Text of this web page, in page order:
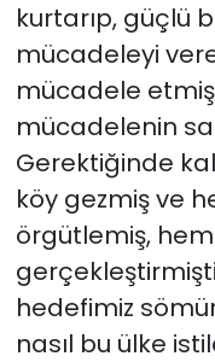
kurtarıp, güçlü
mücadeleyi
mücadele
mücadelenin
Gerektiğinde
köy gezmiş ve
örgütlemiş,
hedefimiz
nasıl bu ülke